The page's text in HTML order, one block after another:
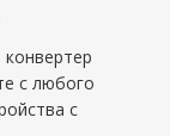
с любого
с